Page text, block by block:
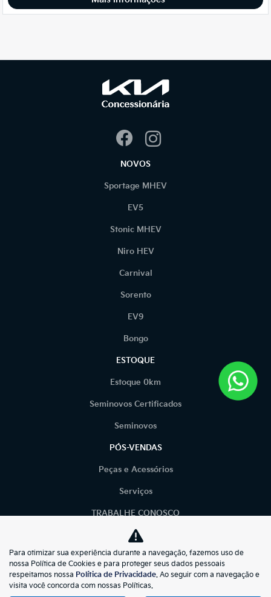
NOVOS
Sportage MHEV
EV5
Stonic MHEV
Niro HEV
Carnival
Sorento
EV9
Bongo
ESTOQUE
Estoque 0km
Seminovos Certificados
Seminovos
PÓS-VENDAS
Peças e Acessórios
Serviços
TRABALHE CONOSCO
CONTATO
POLÍTICA DE PRIVACIDADE
BLOG
Para otimizar sua experiência durante a navegação, fazemos uso de
nossa Política de Cookies e para proteger seus dados pessoais
respeitamos nossa Política de Privacidade. Ao seguir com a navegação e
visita você concorda com nossas Políticas.